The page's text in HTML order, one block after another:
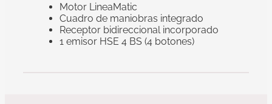
Motor LineaMatic
Cuadro de maniobras integrado
Receptor bidireccional incorporado
1 emisor HSE 4 BS (4 botones)